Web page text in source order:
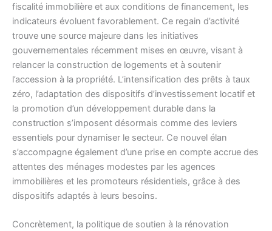
fiscalité immobilière et aux conditions de financement, les
indicateurs évoluent favorablement. Ce regain d’activité
trouve une source majeure dans les initiatives
gouvernementales récemment mises en œuvre, visant à
relancer la construction de logements et à soutenir
l’accession à la propriété. L’intensification des prêts à taux
zéro, l’adaptation des dispositifs d’investissement locatif et
la promotion d’un développement durable dans la
construction s’imposent désormais comme des leviers
essentiels pour dynamiser le secteur. Ce nouvel élan
s’accompagne également d’une prise en compte accrue des
attentes des ménages modestes par les agences
immobilières et les promoteurs résidentiels, grâce à des
dispositifs adaptés à leurs besoins.
Concrètement, la politique de soutien à la rénovation